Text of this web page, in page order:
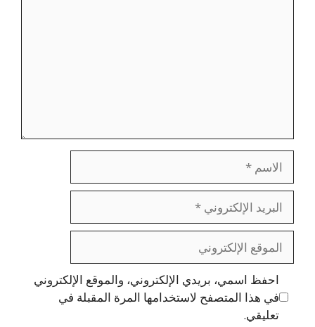
الاسم
البريد
الإلكتروني
الموقع
الإلكتروني
احفظ اسمي، بريدي الإلكتروني، والموقع الإلكتروني
في هذا المتصفح لاستخدامها المرة المقبلة في
تعليقي.